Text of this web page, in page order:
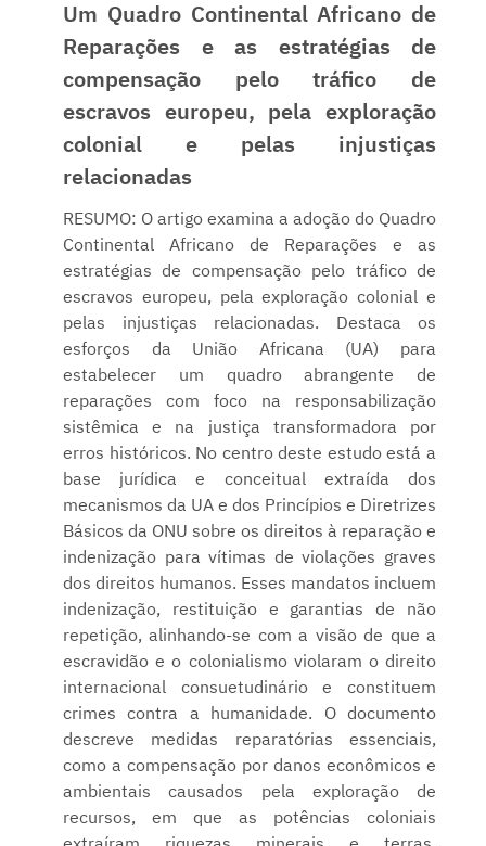
Um Quadro Continental Africano de
Reparações e as estratégias de
compensação pelo tráfico de
escravos europeu, pela exploração
colonial e pelas injustiças
relacionadas
RESUMO: O artigo examina a adoção do Quadro
Continental Africano de Reparações e as
estratégias de compensação pelo tráfico de
escravos europeu, pela exploração colonial e
pelas injustiças relacionadas. Destaca os
esforços da União Africana (UA) para
estabelecer um quadro abrangente de
reparações com foco na responsabilização
sistêmica e na justiça transformadora por
erros históricos. No centro deste estudo está a
base jurídica e conceitual extraída dos
mecanismos da UA e dos Princípios e Diretrizes
Básicos da ONU sobre os direitos à reparação e
indenização para vítimas de violações graves
dos direitos humanos. Esses mandatos incluem
indenização, restituição e garantias de não
repetição, alinhando-se com a visão de que a
escravidão e o colonialismo violaram o direito
internacional consuetudinário e constituem
crimes contra a humanidade. O documento
descreve medidas reparatórias essenciais,
como a compensação por danos econômicos e
ambientais causados pela exploração de
recursos, em que as potências coloniais